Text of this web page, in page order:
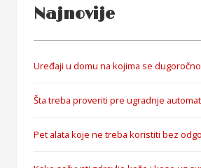
Najnovije
Uređaji u domu na kojima se
Šta treba proveriti pre ugradnje
Pet alata koje ne treba koristiti bez